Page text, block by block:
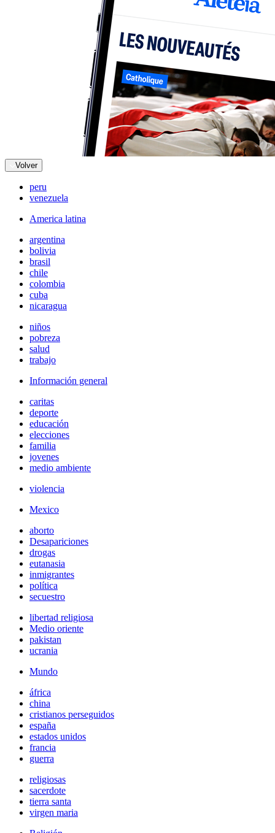
Volver
peru
venezuela
America latina
argentina
bolivia
brasil
chile
colombia
cuba
nicaragua
niños
pobreza
salud
trabajo
Información general
caritas
deporte
educación
elecciones
familia
jovenes
medio ambiente
violencia
Mexico
aborto
Desapariciones
drogas
eutanasia
inmigrantes
política
secuestro
libertad religiosa
Medio oriente
pakistan
ucrania
Mundo
áfrica
china
cristianos perseguidos
españa
estados unidos
francia
guerra
religiosas
sacerdote
tierra santa
virgen maria